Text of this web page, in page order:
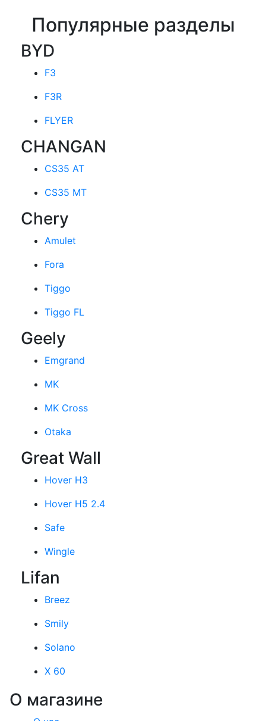
Популярные разделы
BYD
F3
F3R
FLYER
CHANGAN
CS35 AT
CS35 MT
Chery
Amulet
Fora
Tiggo
Tiggo FL
Geely
Emgrand
MK
MK Cross
Otaka
Great Wall
Hover H3
Hover H5 2.4
Safe
Wingle
Lifan
Breez
Smily
Solano
X 60
О магазине